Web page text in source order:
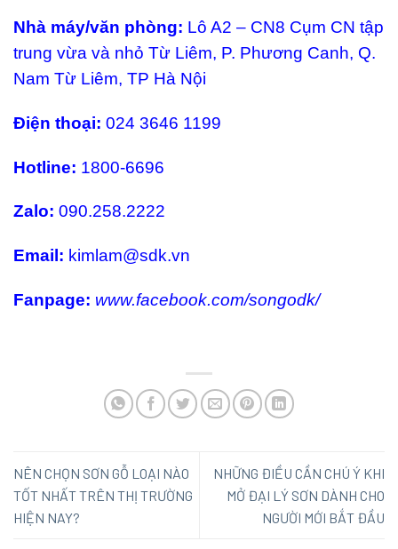
Nhà máy/văn phòng: Lô A2 – CN8 Cụm CN tập
trung vừa và nhỏ Từ Liêm, P. Phương Canh, Q.
Nam Từ Liêm, TP Hà Nội
Điện thoại: 024 3646 1199
Hotline: 1800-6696
Zalo: 090.258.2222
Email: kimlam@sdk.vn
Fanpage: www.facebook.com/songodk/
NÊN CHỌN SƠN GỖ LOẠI NÀO
TỐT NHẤT TRÊN THỊ TRƯỜNG
HIỆN NAY?
NHỮNG ĐIỀU CẦN CHÚ Ý KHI
MỞ ĐẠI LÝ SƠN DÀNH CHO
NGƯỜI MỚI BẮT ĐẦU